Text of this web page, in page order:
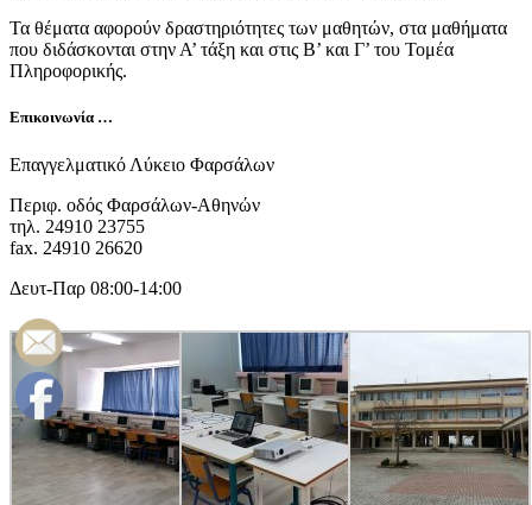
Τα θέματα αφορούν δραστηριότητες των μαθητών, στα μαθήματα
που διδάσκονται στην Α’ τάξη και στις Β’ και Γ’ του Τομέα
Πληροφορικής.
Επικοινωνία …
Επαγγελματικό Λύκειο Φαρσάλων
Περιφ. οδός Φαρσάλων-Αθηνών
τηλ. 24910 23755
fax. 24910 26620
Δευτ-Παρ 08:00-14:00